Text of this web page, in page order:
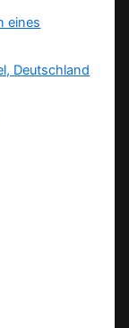
eines
Deutschland